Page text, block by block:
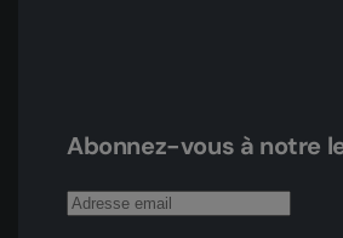
Abonnez-vous à notre